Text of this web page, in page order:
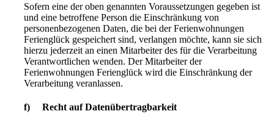
Sofern eine der oben genannten Voraussetzungen gegeben ist
und eine betroffene Person die Einschränkung von
personenbezogenen Daten, die bei der Ferienwohnungen
Ferienglück gespeichert sind, verlangen möchte, kann sie sich
hierzu jederzeit an einen Mitarbeiter des für die Verarbeitung
Verantwortlichen wenden. Der Mitarbeiter der
Ferienwohnungen Ferienglück wird die Einschränkung der
Verarbeitung veranlassen.
f) Recht auf Datenübertragbarkeit